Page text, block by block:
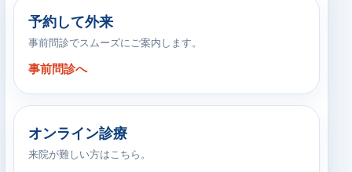
予約して外来
事前問診でスムーズにご案内します。
事前問診へ
オンライン診療
来院が難しい方はこちら。